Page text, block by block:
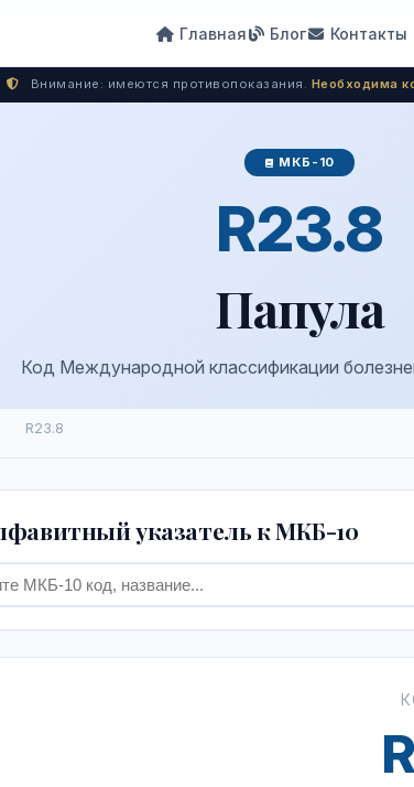
Главная Блог Контакты
Внимание: имеются противопоказания. Необходима
МКБ-10
R23.8
Папула
Код Международной классификации
R23.8
указатель к МКБ-10